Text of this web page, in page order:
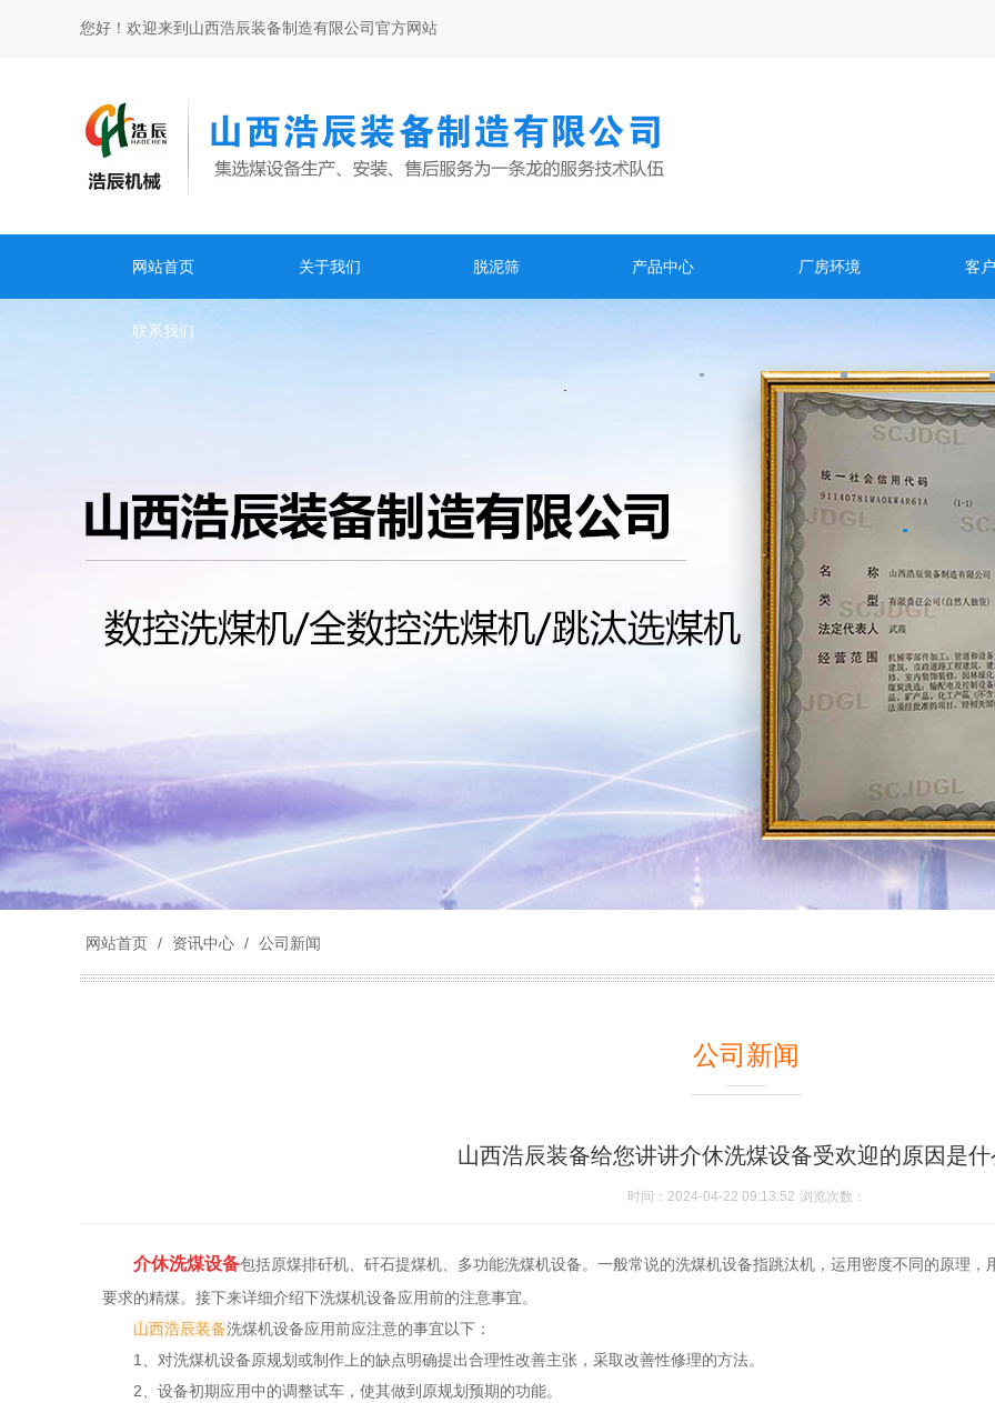
您好！欢迎来到山西浩辰装备制造有限公司官方网站
网站首页 关于我们 脱泥筛 产品中心 厂房环境 客
联系我们
网站首页 / 资讯中心 / 公司新闻
公司新闻
山西浩辰装备给您讲讲介休洗煤设备受欢迎的原因是
时间：2024-04-22 09:13:52 浏览次数：
介休洗煤设备包括原煤排矸机、矸石提煤机、多功能洗煤机设备。一般常说的洗煤机设备指跳汰机，运用密度不同的原理
要求的精煤。接下来详细介绍下洗煤机设备应用前的注意事宜。
山西浩辰装备洗煤机设备应用前应注意的事宜以下：
1、对洗煤机设备原规划或制作上的缺点明确提出合理性改善主张，采取改善性修理的方法。
2、设备初期应用中的调整试车，使其做到原规划预期的功能。